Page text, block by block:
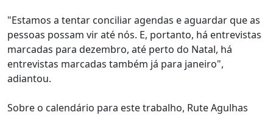
"Estamos a tentar conciliar agendas e aguardar que as
pessoas possam vir até nós. E, portanto, há entrevistas
marcadas para dezembro, até perto do Natal, há
entrevistas marcadas também já para janeiro",
adiantou.
Sobre o calendário para este trabalho, Rute Agulhas